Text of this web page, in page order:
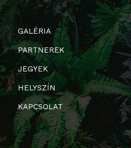
GALÉRIA
PARTNEREK
JEGYEK
HELYSZÍN
KAPCSOLAT